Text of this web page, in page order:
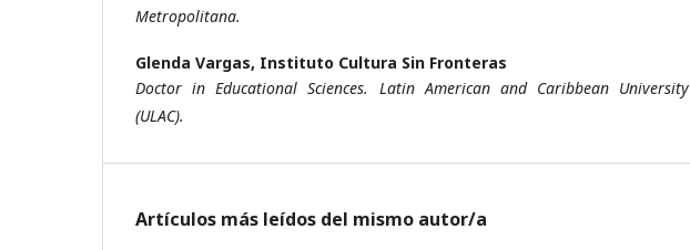
Metropolitana.
Glenda Vargas, Instituto Cultura Sin Fronteras
Doctor in Educational Sciences. Latin American and Caribbean University
(ULAC).
Artículos más leídos del mismo autor/a